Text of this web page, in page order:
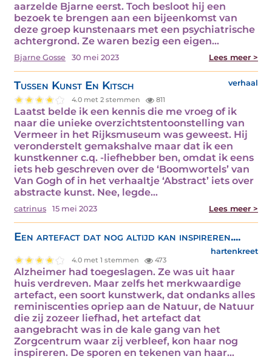
aarzelde Bjarne eerst. Toch besloot hij een
bezoek te brengen aan een bijeenkomst van
deze groep kunstenaars met een psychiatrische
achtergrond. Ze waren bezig een eigen…
Bjarne Gosse 30 mei 2023 Lees meer >
Tussen Kunst En Kitsch verhaal
4.0 met 2 stemmen 811
Laatst belde ik een kennis die me vroeg of ik
naar die unieke overzichtstentoonstelling van
Vermeer in het Rijksmuseum was geweest. Hij
veronderstelt gemakshalve maar dat ik een
kunstkenner c.q. -liefhebber ben, omdat ik eens
iets heb geschreven over de ‘Boomwortels’ van
Van Gogh of in het verhaaltje ‘Abstract’ iets over
abstracte kunst. Nee, legde…
catrinus 15 mei 2023 Lees meer >
Een artefact dat nog altijd kan inspireren....
hartenkreet
4.0 met 1 stemmen 473
Alzheimer had toegeslagen. Ze was uit haar
huis verdreven. Maar zelfs het merkwaardige
artefact, een soort kunstwerk, dat ondanks alles
reminiscenties opriep aan de Natuur, de Natuur
die zij zozeer liefhad, het artefact dat
aangebracht was in de kale gang van het
Zorgcentrum waar zij verbleef, kon haar nog
inspireren. De sporen en tekenen van haar…